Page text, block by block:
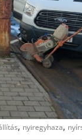
, nyiregyhaza,